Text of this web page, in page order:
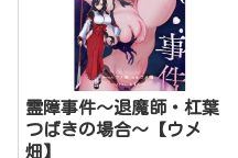
霊障事件〜退魔師・杠葉
つばきの場合〜【ウメ
畑】